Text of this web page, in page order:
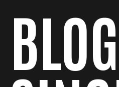
BLOG